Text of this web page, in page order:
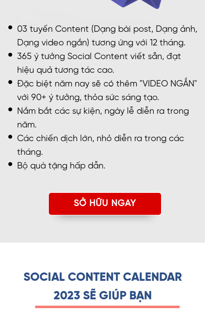
03 tuyến Content (Dạng bài post, Dạng ảnh,
Dạng video ngắn) tương ứng với 12 tháng.
365 ý tưởng Social Content viết sẵn, đạt
hiệu quả tương tác cao.
Đặc biệt năm nay sẽ có thêm "VIDEO NGẮN"
với 90+ ý tưởng, thỏa sức sáng tạo.
Nắm bắt các sự kiện, ngày lễ diễn ra trong
năm.
Các chiến dịch lớn, nhỏ diễn ra trong các
tháng.
Bộ quà tặng hấp dẫn.
SỞ HỮU NGAY
SOCIAL CONTENT CALENDAR
2023 SẼ GIÚP BẠN